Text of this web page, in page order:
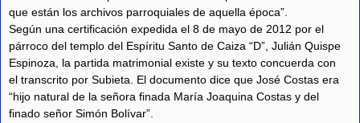
que están los archivos parroquiales de aquella época”.
Según una certificación expedida el 8 de mayo de 2012 por el
párroco del templo del Espíritu Santo de Caiza “D”, Julián Quispe
Espinoza, la partida matrimonial existe y su texto concuerda con
el transcrito por Subieta. El documento dice que José Costas era
“hijo natural de la señora finada María Joaquina Costas y del
finado señor Simón Bolívar”.